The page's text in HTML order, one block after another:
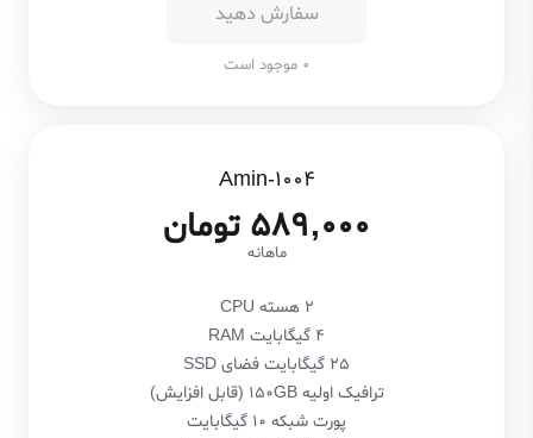
سفارش دهید
0 موجود است
Amin-1004
589,000 تومان
ماهانه
2 هسته CPU
4 گیگابایت RAM
25 گیگابایت فضای SSD
ترافیک اولیه 150GB (قابل افزایش)
پورت شبکه 10 گیگابایت